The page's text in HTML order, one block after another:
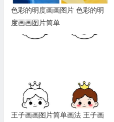
色彩的明度画画图片 色彩的明
度画画图片简单
王子画画图片简单画法 王子画